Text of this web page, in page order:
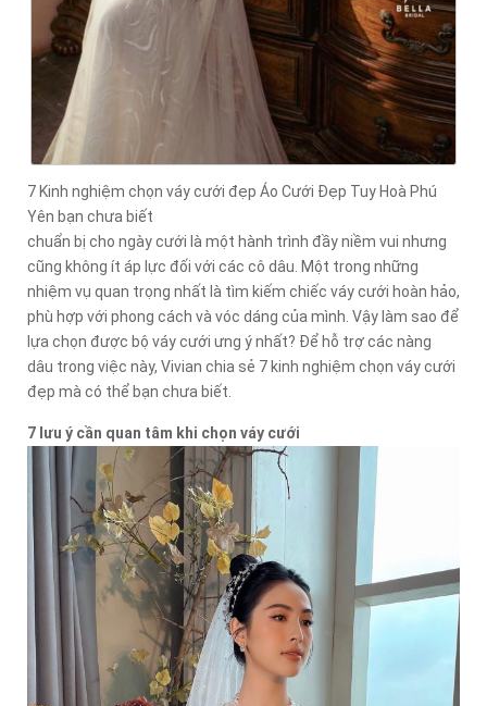
7 Kinh nghiệm chọn váy cưới đẹp Áo Cưới Đẹp Tuy Hoà Phú
Yên bạn chưa biết
chuẩn bị cho ngày cưới là một hành trình đầy niềm vui nhưng
cũng không ít áp lực đối với các cô dâu. Một trong những
nhiệm vụ quan trọng nhất là tìm kiếm chiếc váy cưới hoàn hảo,
phù hợp với phong cách và vóc dáng của mình. Vậy làm sao để
lựa chọn được bộ váy cưới ưng ý nhất? Để hỗ trợ các nàng
dâu trong việc này, Vivian chia sẻ 7 kinh nghiệm chọn váy cưới
đẹp mà có thể bạn chưa biết.
7 lưu ý cần quan tâm khi chọn váy cưới